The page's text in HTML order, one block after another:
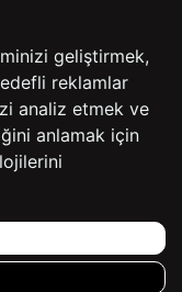
geliştirmek,
reklamlar
analiz etmek ve
anlamak için